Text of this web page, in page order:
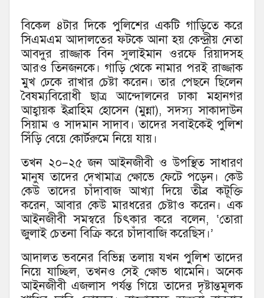
বিকেল ৪টার দিকে পুলিশের একটি গাড়িতে করে
সিএমএম আদালতের ফটকে আনা হয় কেন্দ্রীয় নেতা
আবদুর রাজ্জাক বিন সুলাইমান ওরফে রিয়াদসহ
আরও তিনজনকে। গাড়ি থেকে নামার পরই রাজ্জাক
মুখ ঢেকে রাখার চেষ্টা করেন। তার পেছনে ছিলেন
বৈষম্যবিরোধী ছাত্র আন্দোলনের ঢাকা মহানগর
আহ্বায়ক ইব্রাহিম হোসেন (মুন্না), সদস্য সাকাদাউন
সিয়াম ও সাদমান সাদাব। তাদের সবাইকেই পুলিশ
সিঁড়ি বেয়ে কোর্টরুমে নিয়ে যায়।
তখন ২০–২৫ জন আইনজীবী ও উপস্থিত সাধারণ
মানুষ তাদের দেখামাত্র ক্ষোভে ফেটে পড়েন। কেউ
কেউ তাদের চাঁদাবাজ আখ্যা দিয়ে তীব্র কটূক্তি
করেন, আবার কেউ মারধরের চেষ্টাও করেন। এক
আইনজীবী সমস্বরে চিৎকার করে বলেন, ‘তোরা
জুলাই চেতনা বিক্রি করে চাঁদাবাজি করেছিস।’
আদালত ভবনের বিভিন্ন তলায় যখন পুলিশ তাদের
নিয়ে যাচ্ছিল, তখনও সেই ক্ষোভ থামেনি। অনেক
আইনজীবী এজলাস পর্যন্ত গিয়ে তাদের দৃষ্টান্তমূলক